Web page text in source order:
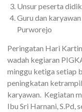
Unsur peserta didik
Guru dan
Purworejo
Peringatan Hari
wadah kegiaran
minggu ketiga setiap
peningkatan
karyawan. Kegiatan
Ibu Sri Harnani, S.Pd,